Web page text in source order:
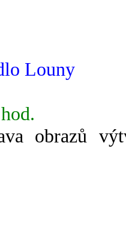
Louny
obrazů